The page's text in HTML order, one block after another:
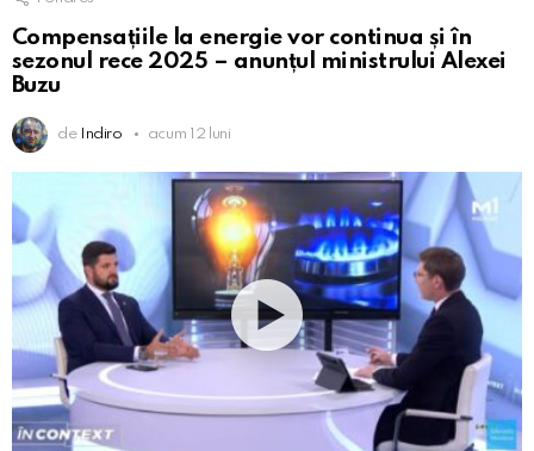
Compensațiile la energie vor continua și în
sezonul rece 2025 – anunțul ministrului Alexei
Buzu
de Indiro acum 12 luni